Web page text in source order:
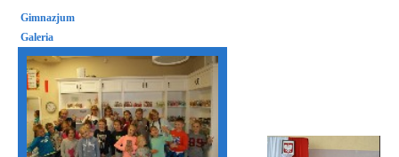
Gimnazjum
Galeria